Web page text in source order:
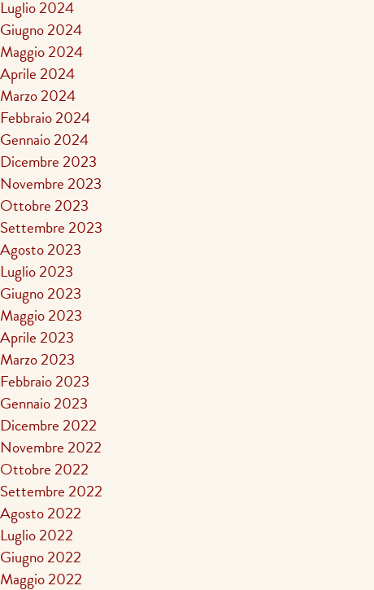
Luglio 2024
Giugno 2024
Maggio 2024
Aprile 2024
Marzo 2024
Febbraio 2024
Gennaio 2024
Dicembre 2023
Novembre 2023
Ottobre 2023
Settembre 2023
Agosto 2023
Luglio 2023
Giugno 2023
Maggio 2023
Aprile 2023
Marzo 2023
Febbraio 2023
Gennaio 2023
Dicembre 2022
Novembre 2022
Ottobre 2022
Settembre 2022
Agosto 2022
Luglio 2022
Giugno 2022
Maggio 2022